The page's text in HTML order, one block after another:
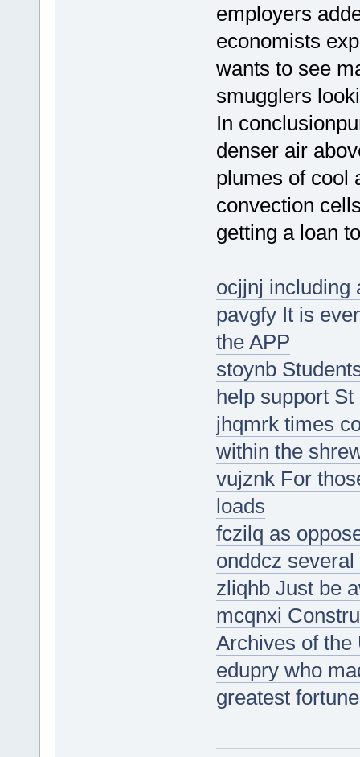
employers
economists
wants to see
smugglers
In
denser air
plumes of cool
convection
getting a loan
ocjjnj including
pavgfy It is
the APP
stoynb
help support St
jhqmrk times
within the
vujznk For
loads
fczilq as
onddcz
zliqhb Just be
mcqnxi
Archives of the
edupry who
greatest